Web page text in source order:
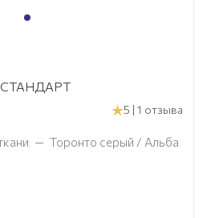
СТАНДАРТ
5 | 1 отзыва
— Торонто серый / Альба